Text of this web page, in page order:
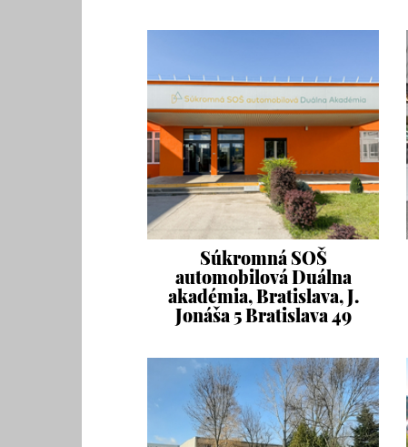
Súkromná SOŠ
automobilová Duálna
akadémia, Bratislava, J.
Jonáša 5 Bratislava 49